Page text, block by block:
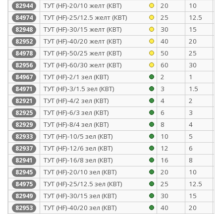
82944 ТУТ (HF)-20/10 желт (КВТ) 20 10
84974 ТУТ (HF)-25/12.5 желт (КВТ) 25 12.5
82948 ТУТ (HF)-30/15 желт (КВТ) 30 15
82952 ТУТ (HF)-40/20 желт (КВТ) 40 20
84978 ТУТ (HF)-50/25 желт (КВТ) 50 25
82956 ТУТ (HF)-60/30 желт (КВТ) 60 30
84967 ТУТ (HF)-2/1 зел (КВТ) 2 1
84971 ТУТ (HF)-3/1.5 зел (КВТ) 3 1.5
82921 ТУТ (HF)-4/2 зел (КВТ) 4 2
82925 ТУТ (HF)-6/3 зел (КВТ) 6 3
82929 ТУТ (HF)-8/4 зел (КВТ) 8 4
82933 ТУТ (HF)-10/5 зел (КВТ) 10 5
82937 ТУТ (HF)-12/6 зел (КВТ) 12 6
82941 ТУТ (HF)-16/8 зел (КВТ) 16 8
82945 ТУТ (HF)-20/10 зел (КВТ) 20 10
84975 ТУТ (HF)-25/12.5 зел (КВТ) 25 12.5
82949 ТУТ (HF)-30/15 зел (КВТ) 30 15
82953 ТУТ (HF)-40/20 зел (КВТ) 40 20